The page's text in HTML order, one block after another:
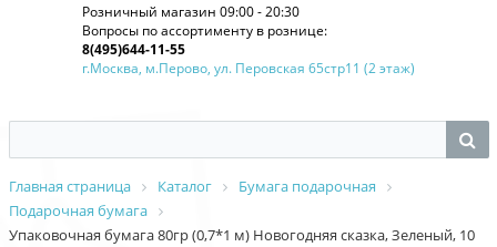
Розничный магазин 09:00 - 20:30
Вопросы по ассортименту в рознице:
8(495)644-11-55
г.Москва, м.Перово, ул. Перовская 65стр11 (2 этаж)
Главная страница Каталог
Бумага подарочная
Подарочная бумага
Упаковочная бумага 80гр (0,7*1 м) Новогодняя сказка, Зеленый, 10